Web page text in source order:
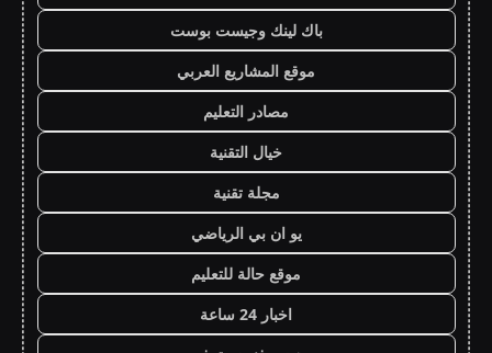
باك لينك وجيست بوست
موقع المشاريع العربي
مصادر التعليم
خيال التقنية
مجلة تقنية
يو ان بي الرياضي
موقع حالة للتعليم
اخبار 24 ساعة